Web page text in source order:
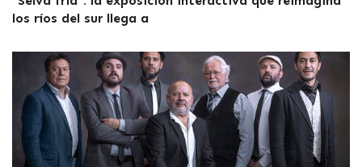
los ríos del sur llega a